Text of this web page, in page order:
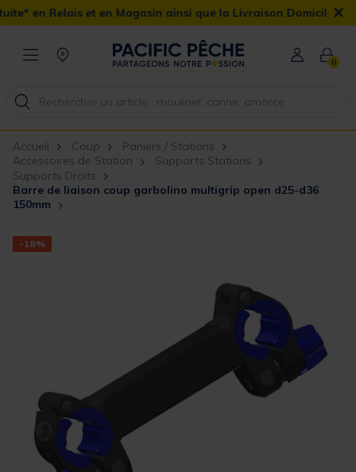
Magasin ainsi que la Livraison Domicile offerte dès 90€ ×
0
Accueil Coup
Paniers / Stations
Accessoires de Station
Supports Stations
Supports Droits
Barre de liaison coup garbolino multigrip open d25-d36
150mm
-18%